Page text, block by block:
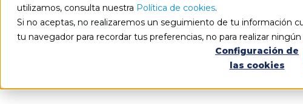
utilizamos, consulta nuestra Política de cookies.
Si no aceptas, no realizaremos un seguimiento de tu información
tu navegador para recordar tus preferencias, no para realizar
Configuración de
las cookies